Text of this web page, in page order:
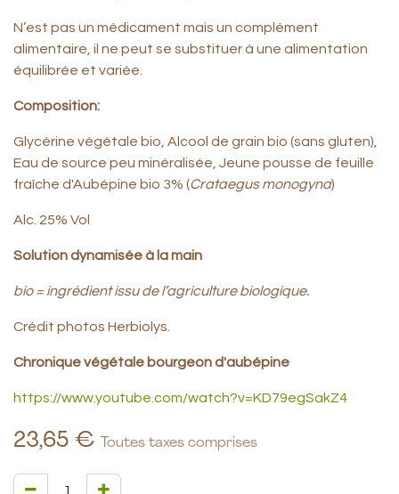
N’est pas un médicament mais un complément
alimentaire, il ne peut se substituer à une alimentation
équilibrée et variée.
Composition:
Glycérine végétale bio, Alcool de grain bio (sans gluten),
Eau de source peu minéralisée, Jeune pousse de feuille
fraîche d'Aubépine bio 3% (Crataegus monogyna)
Alc. 25% Vol
Solution dynamisée à la main
bio = ingrédient issu de l’agriculture biologique.
Crédit photos Herbiolys.
Chronique végétale bourgeon d'aubépine
https://www.youtube.com/watch?v=KD79egSakZ4
23,65 € Toutes taxes comprises